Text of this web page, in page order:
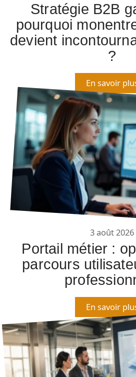
Stratégie B2B
pourquoi
devient
?
En savoir
3 août 2026
Portail métier :
parcours
En savoir